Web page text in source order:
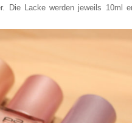
Die Lacke werden jeweils 10ml